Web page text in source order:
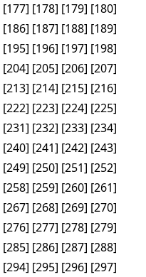
[177] [178] [179] [180]
[186] [187] [188] [189]
[195] [196] [197] [198]
[204] [205] [206] [207]
[213] [214] [215] [216]
[222] [223] [224] [225]
[231] [232] [233] [234]
[240] [241] [242] [243]
[249] [250] [251] [252]
[258] [259] [260] [261]
[267] [268] [269] [270]
[276] [277] [278] [279]
[285] [286] [287] [288]
[294] [295] [296] [297]